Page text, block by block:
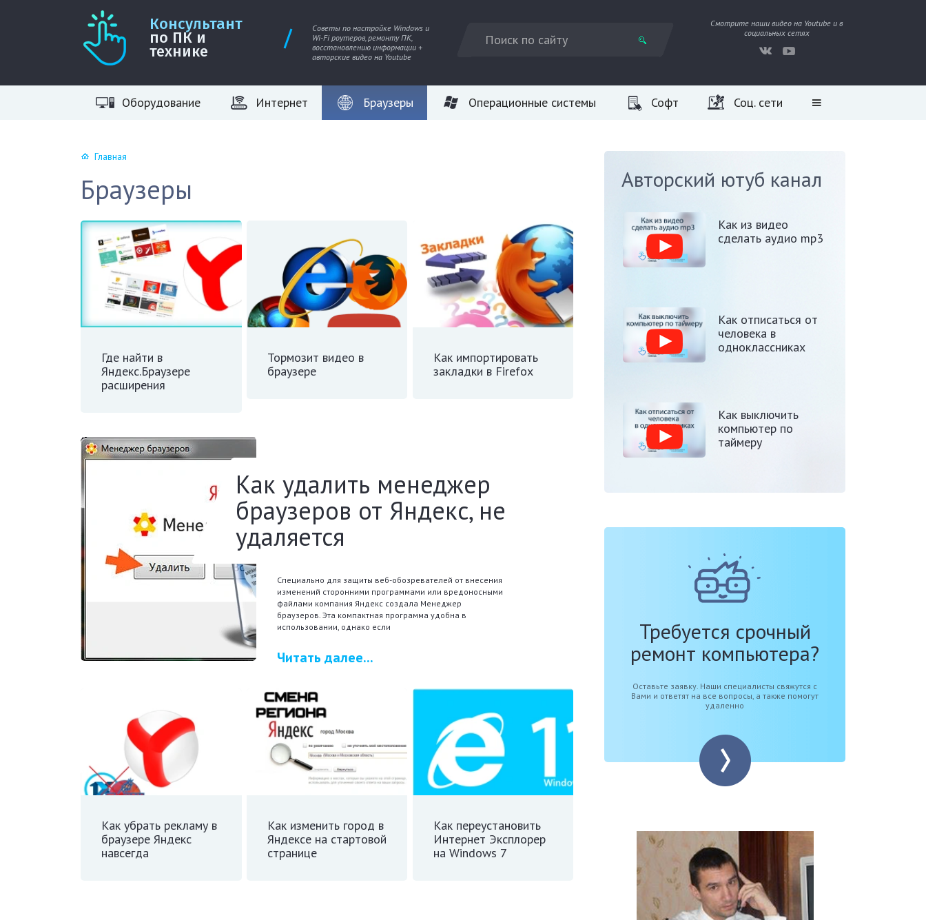
Консультант
по ПК и
технике
Советы по настройке Windows и
Wi-Fi роутеров, ремонту ПК,
восстановлению информации +
авторские видео на Youtube
Смотрите наши видео на Youtube и в
социальных сетях
Оборудование Интернет Браузеры Операционные системы Софт Соц. сети
Главная
Браузеры
Где найти в
Яндекс.Браузере
расширения
Тормозит видео в
браузере
Как импортировать
закладки в Firefox
Как удалить менеджер
браузеров от Яндекс, не
удаляется
Специально для защиты веб-обозревателей от внесения
изменений сторонними программами или вредоносными
файлами компания Яндекс создала Менеджер
браузеров. Эта компактная программа удобна в
использовании, однако если
Читать далее...
Как убрать рекламу в
браузере Яндекс
навсегда
Как изменить город в
Яндексе на стартовой
странице
Как переустановить
Интернет Эксплорер
на Windows 7
Авторский ютуб канал
Как из видео
сделать аудио mp3
Как отписаться от
человека в
одноклассниках
Как выключить
компьютер по
таймеру
Требуется срочный
ремонт компьютера?
Оставьте заявку. Наши специалисты свяжутся с
Вами и ответят на все вопросы, а также помогут
удаленно